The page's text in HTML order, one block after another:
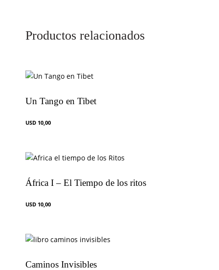
Productos relacionados
Un Tango en Tibet
USD10,00
África I – El Tiempo de los ritos
USD10,00
Caminos Invisibles